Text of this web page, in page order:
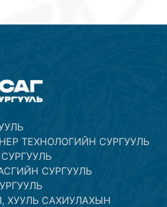
ТЕХНОЛОГИЙН СУРГУУЛЬ
СУРГУУЛЬ
ХУУЛЬ САХИУЛАХЫН